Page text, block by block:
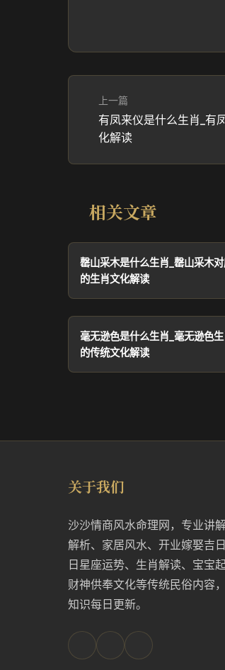
上一篇
有凤来仪是什么生肖_有
化解读
相关文章
罄山采木是什么生肖_罄山采木
的生肖文化解读
毫无逊色是什么生肖_毫无逊色生
的传统文化解读
关于我们
沙沙情商风水命理网，专业讲
解析、家居风水、开业嫁娶吉
日星座运势、生肖解读、宝宝起
财神供奉文化等传统民俗内容
知识每日更新。